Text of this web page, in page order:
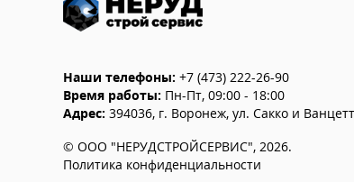
Наши телефоны: +7 (473) 222-26-90
Время работы: Пн-Пт, 09:00 - 18:00
Адрес: 394036, г. Воронеж, ул. Сакко и
© ООО "НЕРУДСТРОЙСЕРВИС", 2026.
Политика конфиденциальности